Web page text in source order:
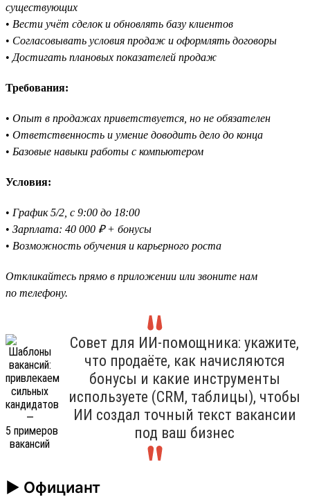
существующих
• Вести учёт сделок и обновлять базу клиентов
• Согласовывать условия продаж и оформлять договоры
• Достигать плановых показателей продаж
Требования:
• Опыт в продажах приветствуется, но не обязателен
• Ответственность и умение доводить дело до конца
• Базовые навыки работы с компьютером
Условия:
• График 5/2, с 9:00 до 18:00
• Зарплата: 40 000 ₽ + бонусы
• Возможность обучения и карьерного роста
Откликайтесь прямо в приложении или звоните нам
по телефону.
Совет для ИИ-помощника: укажите,
что продаёте, как начисляются
бонусы и какие инструменты
используете (CRM, таблицы), чтобы
ИИ создал точный текст вакансии
под ваш бизнес
► Официант